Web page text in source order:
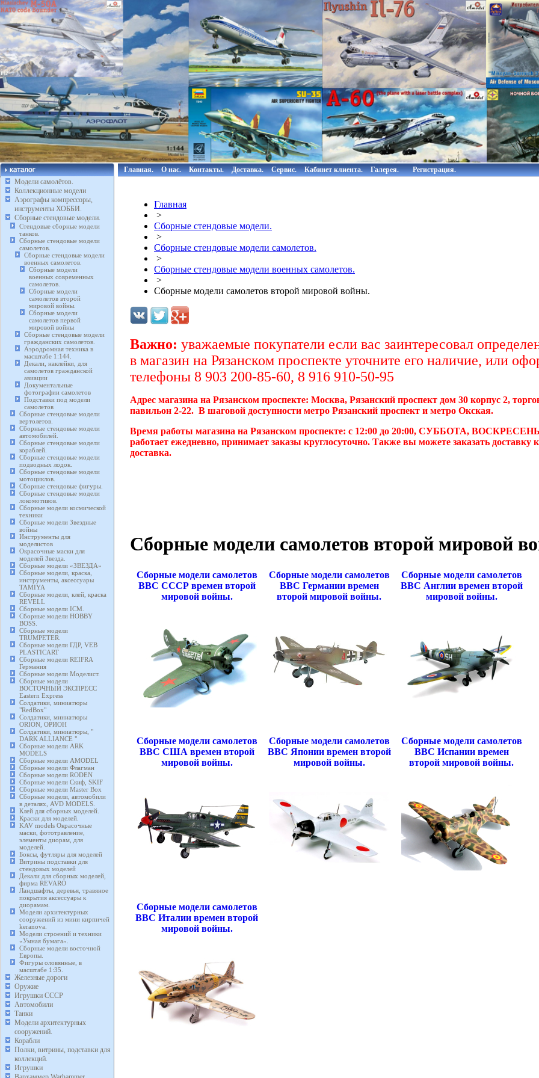
Модели самолётов.
Коллекционные модели
Аэрографы компрессоры,
инструменты ХОББИ.
Сборные стендовые модели.
Стендовые сборные модели
танков.
Сборные стендовые модели
самолетов.
Сборные стендовые модели
военных самолетов.
Сборные модели
военных современных
самолетов.
Сборные модели
самолетов второй
мировой войны.
Сборные модели
самолетов первой
мировой войны
Сборные стендовые модели
гражданских самолетов.
Аэродромная техника в
масштабе 1:144.
Декали, наклейки, для
самолетов гражданской
авиации
Документальные
фотографии самолетов
Подставки под модели
самолетов
Сборные стендовые модели
вертолетов.
Сборные стендовые модели
автомобилей.
Сборные стендовые модели
кораблей.
Сборные стендовые модели
подводных лодок.
Сборные стендовые модели
мотоциклов.
Сборные стендовые фигуры.
Сборные стендовые модели
локомотивов.
Сборные модели космической
техники
Сборные модели Звездные
войны
Инструменты для
моделистов
Окрасочные маски для
моделей Звезда.
Сборные модели «ЗВЕЗДА»
Сборные модели, краска,
инструменты, аксессуары
TAMIYA
Сборные модели, клей, краска
REVELL
Сборные модели ICM.
Сборные модели HOBBY
BOSS.
Сборные модели
TRUMPETER.
Сборные модели ГДР, VEB
PLASTICART
Сборные модели REIFRA
Германия
Сборные модели Моделист.
Сборные модели
ВОСТОЧНЫЙ ЭКСПРЕСС
Eastern Express
Солдатики, миниатюры
"RedBox"
Солдатики, миниатюры
ORION, ОРИОН
Солдатики, миниатюры, "
DARK ALLIANCE "
Сборные модели ARK
MODELS
Сборные модели AMODEL
Сборные модели Флагман
Сборные модели RODEN
Сборные модели Скиф, SKIF
Сборные модели Master Box
Сборные модели, автомобили
в деталях, AVD MODELS.
Клей для сборных моделей.
Краски для моделей.
KAV models Окрасочные
маски, фототравление,
элементы диорам, для
моделей.
Боксы, футляры для моделей
Витрины подставки для
стендовых моделей
Декали для сборных моделей,
фирма REVARO
Ландшафты, деревья, травяное
покрытия аксессуары к
диорамам.
Модели архитектурных
сооружений из мини кирпичей
keranova.
Модели строений и техники
«Умная бумага».
Сборные модели восточной
Европы.
Фигуры оловянные, в
масштабе 1:35.
Железные дороги
Оружие
Игрушки СССР
Автомобили
Танки
Модели архитектурных
сооружений.
Корабли
Полки, витрины, подставки для
коллекций.
Игрушки
Главная. О нас. Контакты. Доставка. Сервис. Кабинет клиента. Галерея. Регистрация.
Главная
>
Сборные стендовые модели.
>
Сборные стендовые модели самолетов.
>
Сборные стендовые модели военных самолетов.
>
Сборные модели самолетов второй мировой войны.
Важно: уважаемые покупатели если вас заинтересовал
в магазин на Рязанском проспекте уточните его наличие, или
телефоны 8 903 200-85-60, 8 916 910-50-95
Адрес магазина на Рязанском проспекте: Москва, Рязанский проспект дом 30 корпус 2,
павильон 2-22. В шаговой доступности метро Рязанский проспект и метро Окская.
Время работы магазина на Рязанском проспекте: с 12:00 до 20:00, СУББОТА,
работает ежедневно, принимает заказы круглосуточно. Также вы можете заказать
доставка.
Сборные модели самолетов второй мировой
Сборные модели самолетов
ВВС СССР времен второй
мировой войны.
Сборные модели самолетов
ВВС Германии времен
второй мировой войны.
Сборные модели самолетов
ВВС Англии времен второй
мировой войны.
Сборные модели самолетов
ВВС США времен второй
мировой войны.
Сборные модели самолетов
ВВС Японии времен второй
мировой войны.
Сборные модели самолетов
ВВС Испании времен
второй мировой войны.
Сборные модели самолетов
ВВС Италии времен второй
мировой войны.